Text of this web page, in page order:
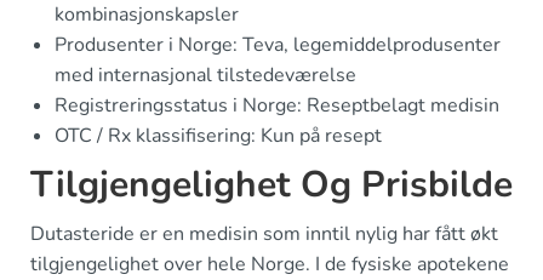
kombinasjonskapsler
Produsenter i Norge: Teva, legemiddelprodusenter
med internasjonal tilstedeværelse
Registreringsstatus i Norge: Reseptbelagt medisin
OTC / Rx klassifisering: Kun på resept
Tilgjengelighet Og Prisbilde
Dutasteride er en medisin som inntil nylig har fått økt
tilgjengelighet over hele Norge. I de fysiske apotekene